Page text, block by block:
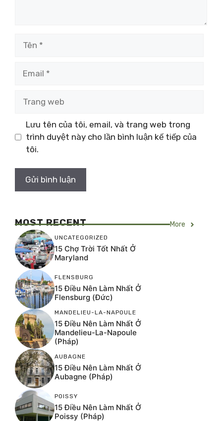
web
Lưu tên của tôi, email, và trang web trong
trình duyệt này cho lần bình luận kế tiếp của
tôi.
MOST RECENT More
UNCATEGORIZED
15 Chợ Trời Tốt Nhất Ở
Maryland
FLENSBURG
15 Điều Nên Làm Nhất Ở
Flensburg (Đức)
MANDELIEU-LA-NAPOULE
15 Điều Nên Làm Nhất Ở
Mandelieu-La-Napoule
(Pháp)
AUBAGNE
15 Điều Nên Làm Nhất Ở
Aubagne (Pháp)
POISSY
15 Điều Nên Làm Nhất Ở
Poissy (Pháp)